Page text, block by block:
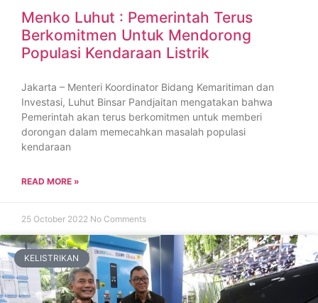
Menko Luhut : Pemerintah Terus
Berkomitmen Untuk Mendorong
Populasi Kendaraan Listrik
Jakarta – Menteri Koordinator Bidang Kemaritiman dan
Investasi, Luhut Binsar Pandjaitan mengatakan bahwa
Pemerintah akan terus berkomitmen untuk memberi
dorongan dalam memecahkan masalah populasi
kendaraan
READ MORE »
25 October 2022 No Comments
KELISTRIKAN